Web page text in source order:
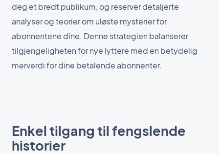
deg et bredt publikum, og reserver detaljerte
analyser og teorier om uløste mysterier for
abonnentene dine. Denne strategien balanserer
tilgjengeligheten for nye lyttere med en betydelig
merverdi for dine betalende abonnenter.
Enkel tilgang til fengslende
historier